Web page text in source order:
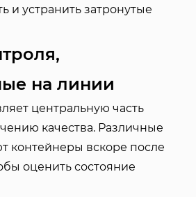
и устранить затронутые
на линии
центральную часть
качества. Различные
контейнеры вскоре после
оценить состояние